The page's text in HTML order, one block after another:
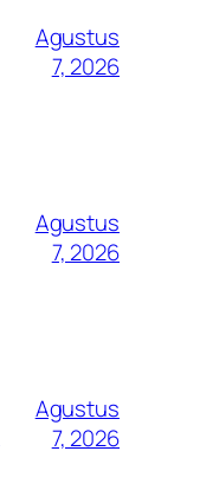
Agustus
7, 2026
Agustus
7, 2026
Agustus
7, 2026